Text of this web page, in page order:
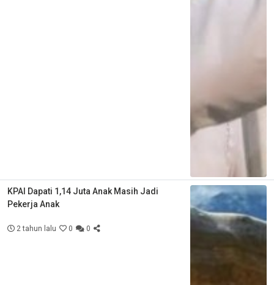
KPAI Dapati 1,14 Juta Anak Masih Jadi
Pekerja Anak
2 tahun lalu 0 0